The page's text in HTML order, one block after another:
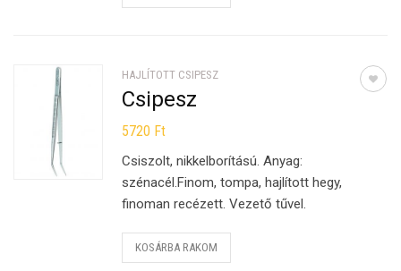
HAJLÍTOTT CSIPESZ
Csipesz
5720 Ft
Csiszolt, nikkelborítású. Anyag:
szénacél.Finom, tompa, hajlított hegy,
finoman recézett. Vezető tűvel.
KOSÁRBA RAKOM